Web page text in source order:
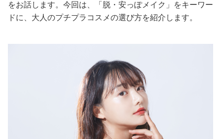
ワークスタイル
をお話します。今回は、「脱・安っぽメイク」をキーワー
ドに、大人のプチプラコスメの選び方を紹介します。